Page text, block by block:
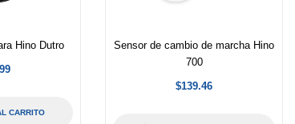
Hino Dutro
CARRITO
Sensor de cambio de marcha Hino
700
Precio
$139.46